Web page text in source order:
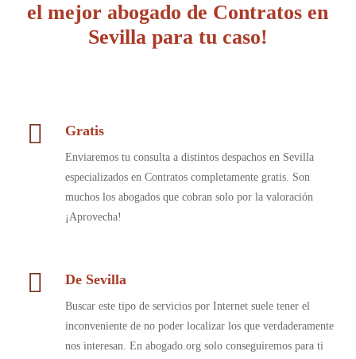
el mejor abogado de Contratos en
Sevilla para tu caso!
Gratis
Enviaremos tu consulta a distintos despachos en Sevilla
especializados en Contratos completamente gratis. Son
muchos los abogados que cobran solo por la valoración
¡Aprovecha!
De Sevilla
Buscar este tipo de servicios por Internet suele tener el
inconveniente de no poder localizar los que verdaderamente
nos interesan. En abogado.org solo conseguiremos para ti